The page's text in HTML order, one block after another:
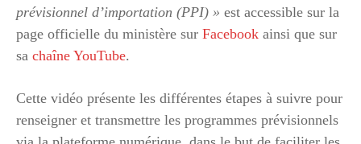
prévisionnel d’importation (PPI) » est accessible sur la
page officielle du ministère sur Facebook ainsi que sur
sa chaîne YouTube.
Cette vidéo présente les différentes étapes à suivre pour
renseigner et transmettre les programmes prévisionnels